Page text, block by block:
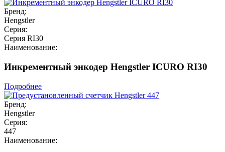
Бренд:
Hengstler
Серия:
Серия RI30
Наименование:
Инкрементный энкодер Hengstler ICURO RI30
Подробнее
Бренд:
Hengstler
Серия:
447
Наименование: